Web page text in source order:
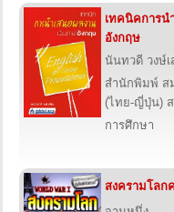
เทคนิคการน
อังกฤษ
นันทวดี วงษ์เ
สำนักพิมพ์ ส
(ไทย-ญี่ปุ่น)
การศึกษา
สงครามโลก